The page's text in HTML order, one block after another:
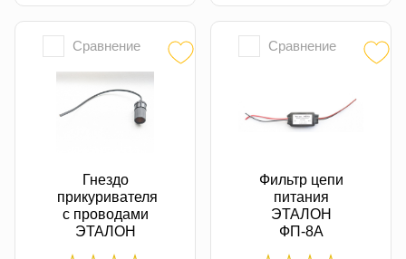
Сравнение
Гнездо
прикуривателя
с проводами
ЭТАЛОН
Сравнение
Фильтр цепи
питания
ЭТАЛОН
ФП-8А